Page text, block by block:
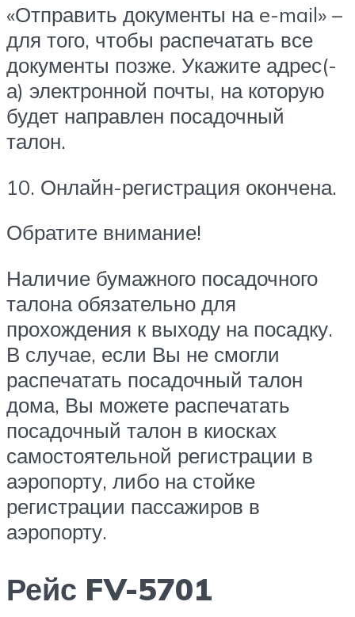
«Отправить документы на e-mail» –
для того, чтобы распечатать все
документы позже. Укажите адрес(-
а) электронной почты, на которую
будет направлен посадочный
талон.
10. Онлайн-регистрация окончена.
Обратите внимание!
Наличие бумажного посадочного
талона обязательно для
прохождения к выходу на посадку.
В случае, если Вы не смогли
распечатать посадочный талон
дома, Вы можете распечатать
посадочный талон в киосках
самостоятельной регистрации в
аэропорту, либо на стойке
регистрации пассажиров в
аэропорту.
Рейс FV-5701